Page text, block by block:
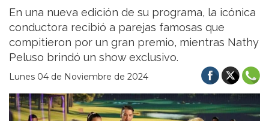
En una nueva edición de su programa, la icónica
conductora recibió a parejas famosas que
compitieron por un gran premio, mientras Nathy
Peluso brindó un show exclusivo.
Lunes 04 de Noviembre de 2024